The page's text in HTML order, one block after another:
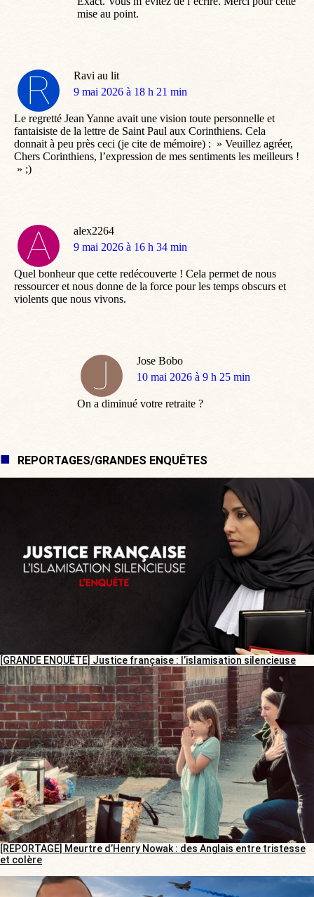
mise au point.
Ravi au lit
dit
9 mai 2026 à 18 h 21 min
Le regretté Jean Yanne avait une vision toute personnelle et
fantaisiste de la lettre de Saint Paul aux Corinthiens. Cela
donnait à peu près ceci (je cite de mémoire) : » Veuillez agréer,
Chers Corinthiens, l’expression de mes sentiments les meilleurs !
» ;)
alex2264
dit
9 mai 2026 à 16 h 34 min
Quel bonheur que cette redécouverte ! Cela permet de nous
ressourcer et nous donne de la force pour les temps obscurs et
violents que nous vivons.
Jose Bobo
dit
10 mai 2026 à 9 h 25 min
On a diminué votre retraite ?
REPORTAGES/GRANDES ENQUÊTES
[GRANDE ENQUÊTE] Justice française : l’islamisation silencieuse
[REPORTAGE] Meurtre d’Henry Nowak : des Anglais entre tristesse
et colère